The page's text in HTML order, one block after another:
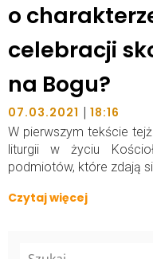
o
celebracji
na Bogu?
07.03.2021 | 18:16
W pierwszym tekście
liturgii w życiu
podmiotów, które zdają
Czytaj więcej